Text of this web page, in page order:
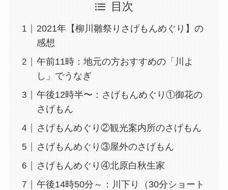
目次
2021年【柳川雛祭りさげもんめぐり】の
感想
午前11時：地元の方おすすめの「川よ
し」でうなぎ
午後12時半〜：さげもんめぐり①御花の
さげもん
さげもんめぐり②観光案内所のさげもん
さげもんめぐり③屋外のさげもん
さげもんめぐり④北原白秋生家
午後14時50分～：川下り（30分ショート